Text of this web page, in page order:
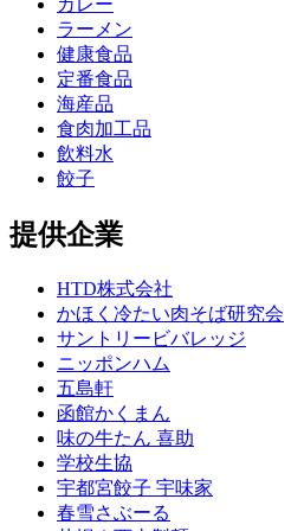
ラーメン
健康食品
定番食品
海産品
食肉加工品
飲料水
餃子
提供企業
HTD株式会社
かほく冷たい肉そば研究会
サントリービバレッジ
ニッポンハム
五島軒
函館かくまん
味の牛たん 喜助
学校生協
宇都宮餃子 宇味家
春雪さぶーる